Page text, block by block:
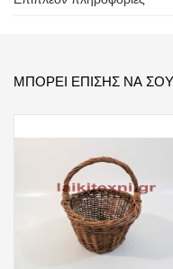
ΜΠΟΡΕΊ ΕΠΊΣΗΣ ΝΑ